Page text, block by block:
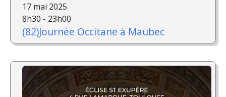
17 mai 2025
8h30 - 23h00
(82)Journée Occitane à Maubec